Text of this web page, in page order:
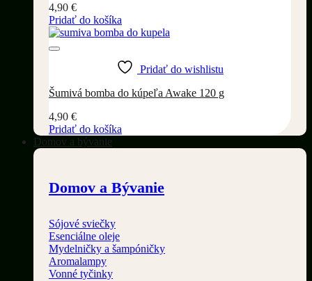
4,90 €
Pridať do košíka
Pridať do wishlistu
Šumivá bomba do kúpeľa Awake 120 g
4,90 €
Pridať do košíka
Domov a bývanie
Domov a Bývanie
Sójové sviečky
Esenciálne oleje
Mydelničky a šampóničky
Aromalampy
Vonné tyčinky